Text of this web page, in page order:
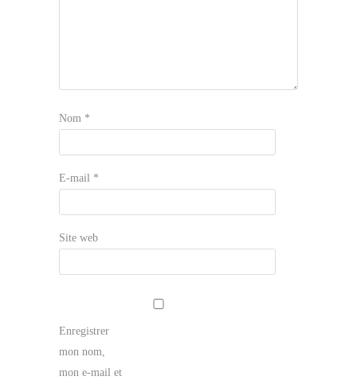
Nom *
E-mail *
Site web
Enregistrer
mon nom,
mon e-mail et